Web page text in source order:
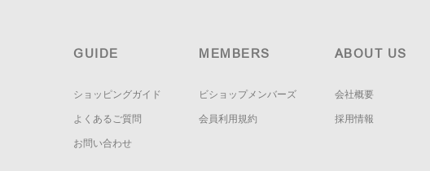
GUIDE
ショッピングガイド
よくあるご質問
お問い合わせ
MEMBERS
ビショップメンバーズ
会員利用規約
ABOUT US
会社概要
採用情報